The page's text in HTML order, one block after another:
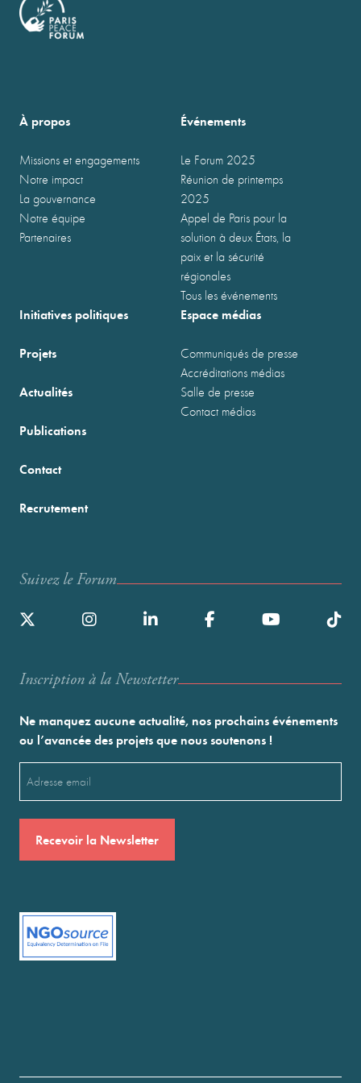
À propos
Missions et engagements
Notre impact
La gouvernance
Notre équipe
Partenaires
Événements
Le Forum 2025
Réunion de printemps
2025
Appel de Paris pour la
solution à deux États, la
paix et la sécurité
régionales
Tous les événements
Initiatives politiques
Projets
Actualités
Publications
Espace médias
Communiqués de presse
Accréditations médias
Salle de presse
Contact médias
Contact
Recrutement
Suivez le Forum
Inscription à la Newstetter
Ne manquez aucune actualité, nos prochains événements
ou l’avancée des projets que nous soutenons !
(Nécessaire)